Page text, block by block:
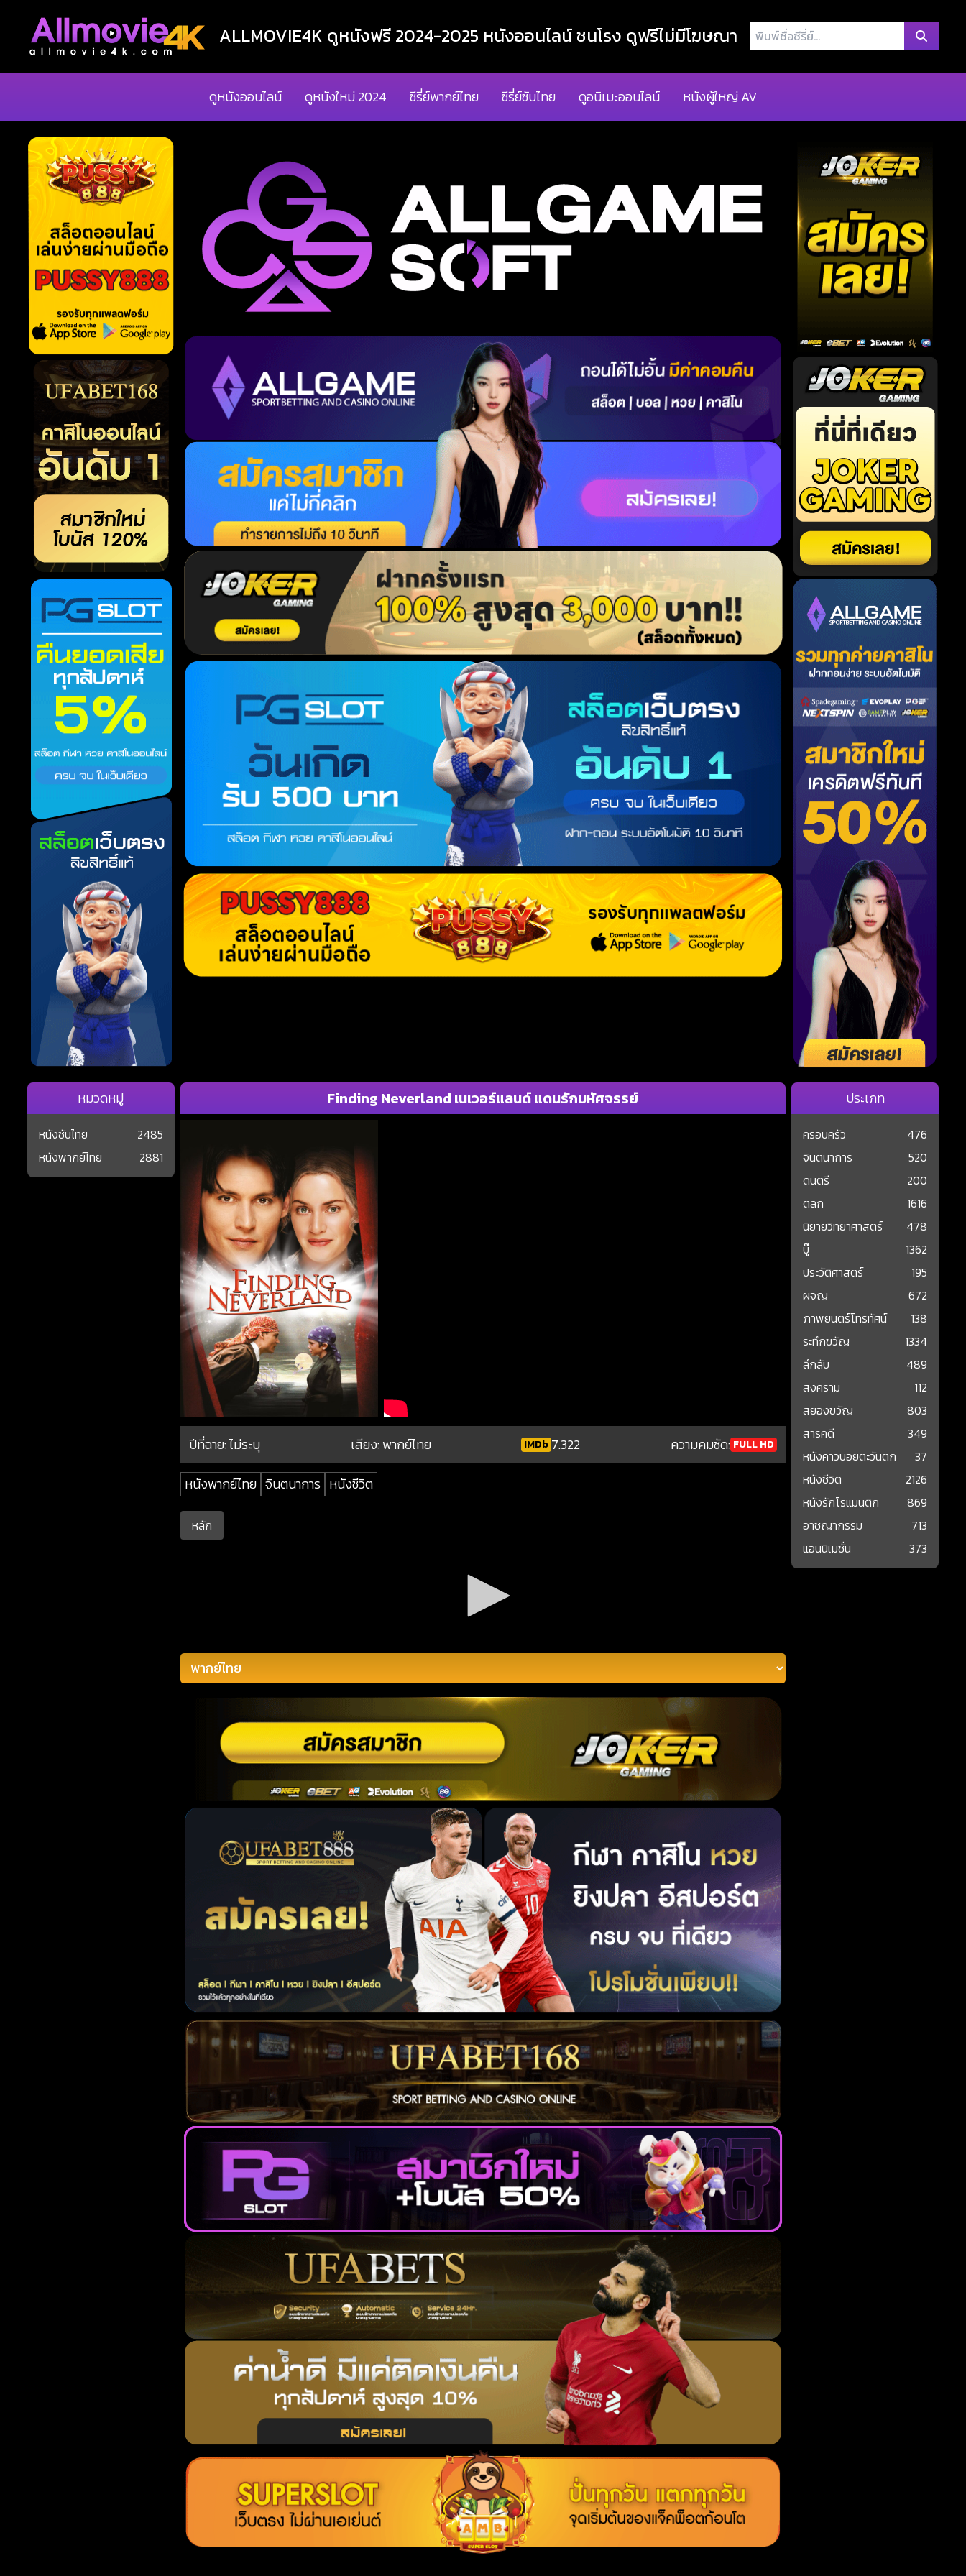
ALLMOVIE4K ดูหนังฟรี 2024-2025 หนังออนไลน์ ชนโรง ดูฟรีไม่มีโฆษณา
พิมพ์
ชื่อ
ย์...
ดูหนังออนไลน์ ดูหนังใหม่ 2024 ซีรี่ย์พากย์ไทย ซีรี่ย์ซับไทย ดูอนิเมะออนไลน์ หนังผู้ใหญ่ AV
Finding Neverland เนเวอร์แลนด์ แดนรักมหัศจรรย์
ปีที่ฉาย:ไม่ระบุ เสียง: พากย์ไทย IMDb 7.322 ความคมชัด: FULL HD
หนังพากย์ไทย จินตนาการ หนังชีวิต
หลัก
หมวดหมู่
หนังซับไทย
2485
หนังพากย์ไทย
2881
ประเภท
ครอบครัว
476
จินตนาการ
520
ดนตรี
200
ตลก
1616
นิยายวิทยาศาสตร์
478
บู๊
1362
ประวัติศาสตร์
195
ผจญ
672
ภาพยนตร์โทรทัศน์
138
ระทึกขวัญ
1334
ลึกลับ
489
สงคราม
112
สยองขวัญ
803
สารคดี
349
หนังคาวบอยตะวันตก
37
หนังชีวิต
2126
หนังรักโรแมนติก
869
อาชญากรรม
713
แอนนิเมชั่น
373